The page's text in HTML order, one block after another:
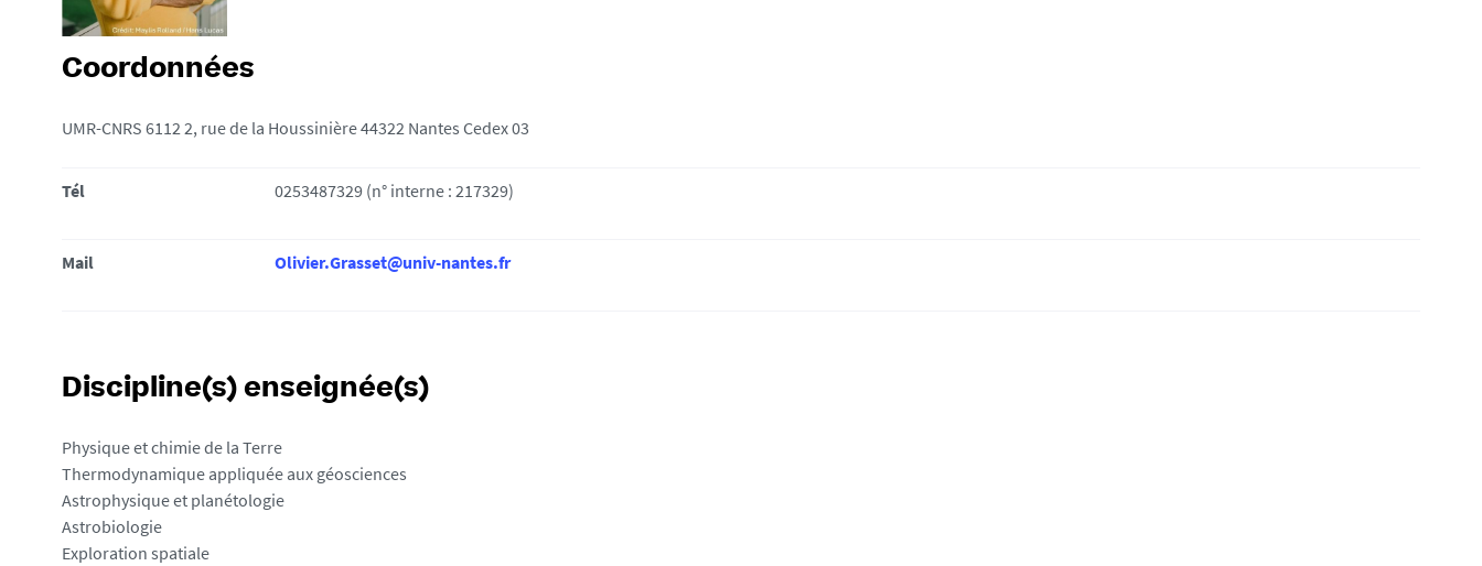
:
Coordonnées
UMR-CNRS 6112 2, rue de la Houssinière 44322 Nantes Cedex 03
Tél 0253487329 (n° interne : 217329)
Mail Olivier.Grasset@univ-nantes.fr
Discipline(s) enseignée(s)
Physique et chimie de la Terre
Thermodynamique appliquée aux géosciences
Astrophysique et planétologie
Astrobiologie
Exploration spatiale